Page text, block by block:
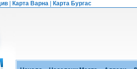
Карта Варна Карта Бургас